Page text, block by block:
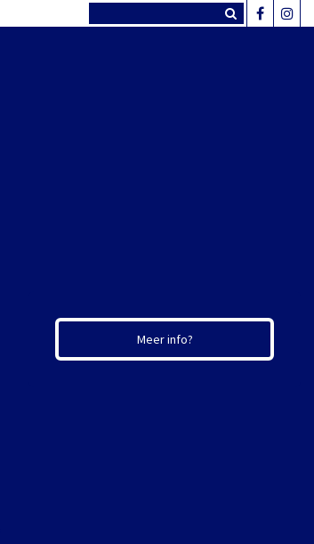
Meer info?